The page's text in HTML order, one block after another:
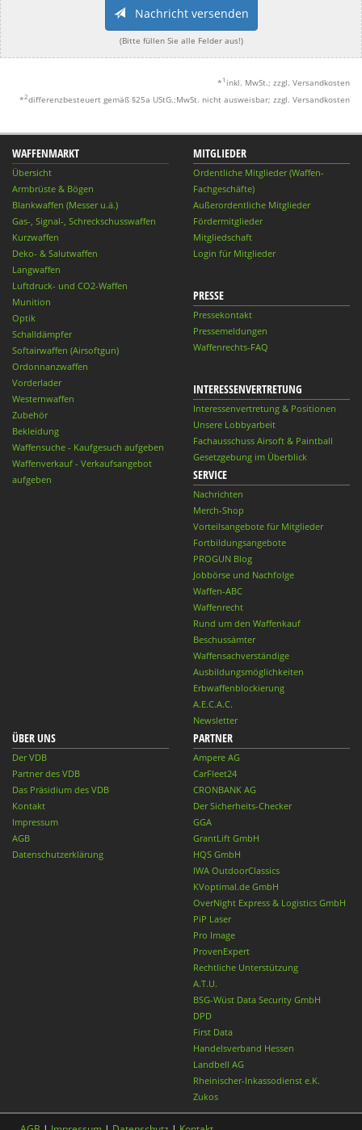
Nachricht versenden
(Bitte füllen Sie alle Felder aus!)
* 1 inkl. MwSt.; zzgl. Versandkosten
*2differenzbesteuert gemäß §25a UStG.;MwSt. nicht ausweisbar; zzgl. Versandkosten
WAFFENMARKT
Übersicht
Armbrüste & Bögen
Blankwaffen (Messer u.ä.)
Gas-, Signal-, Schreckschusswaffen
Kurzwaffen
Deko- & Salutwaffen
Langwaffen
Luftdruck- und CO2-Waffen
Munition
Optik
Schalldämpfer
Softairwaffen (Airsoftgun)
Ordonnanzwaffen
Vorderlader
Westernwaffen
Zubehör
Bekleidung
Waffensuche - Kaufgesuch aufgeben
Waffenverkauf - Verkaufsangebot
aufgeben
MITGLIEDER
Ordentliche Mitglieder (Waffen-
Fachgeschäfte)
Außerordentliche Mitglieder
Fördermitglieder
Mitgliedschaft
Login für Mitglieder
PRESSE
Pressekontakt
Pressemeldungen
Waffenrechts-FAQ
INTERESSENVERTRETUNG
Interessenvertretung & Positionen
Unsere Lobbyarbeit
Fachausschuss Airsoft & Paintball
Gesetzgebung im Überblick
SERVICE
Nachrichten
Merch-Shop
Vorteilsangebote für Mitglieder
Fortbildungsangebote
PROGUN Blog
Jobbörse und Nachfolge
Waffen-ABC
Waffenrecht
Rund um den Waffenkauf
Beschussämter
Waffensachverständige
Ausbildungsmöglichkeiten
Erbwaffenblockierung
A.E.C.A.C.
Newsletter
ÜBER UNS
Der VDB
Partner des VDB
Das Präsidium des VDB
Kontakt
Impressum
AGB
Datenschutzerklärung
PARTNER
Ampere AG
CarFleet24
CRONBANK AG
Der Sicherheits-Checker
GGA
GrantLift GmbH
HQS GmbH
IWA OutdoorClassics
KVoptimal.de GmbH
OverNight Express & Logistics GmbH
PiP Laser
Pro Image
ProvenExpert
Rechtliche Unterstützung
A.T.U.
BSG-Wüst Data Security GmbH
DPD
First Data
Handelsverband Hessen
Landbell AG
Rheinischer-Inkassodienst e.K.
Zukos